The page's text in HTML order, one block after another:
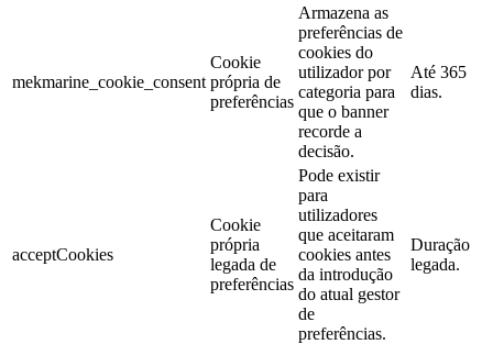
mekmarine_cookie_consent
Cookie
própria de
preferências
Armazena as
preferências de
cookies do
utilizador por
categoria para
que o banner
recorde a
decisão.
Até 365
dias.
acceptCookies
Cookie
própria
legada de
preferências
Pode existir
para
utilizadores
que aceitaram
cookies antes
da introdução
do atual gestor
de
preferências.
Duração
legada.